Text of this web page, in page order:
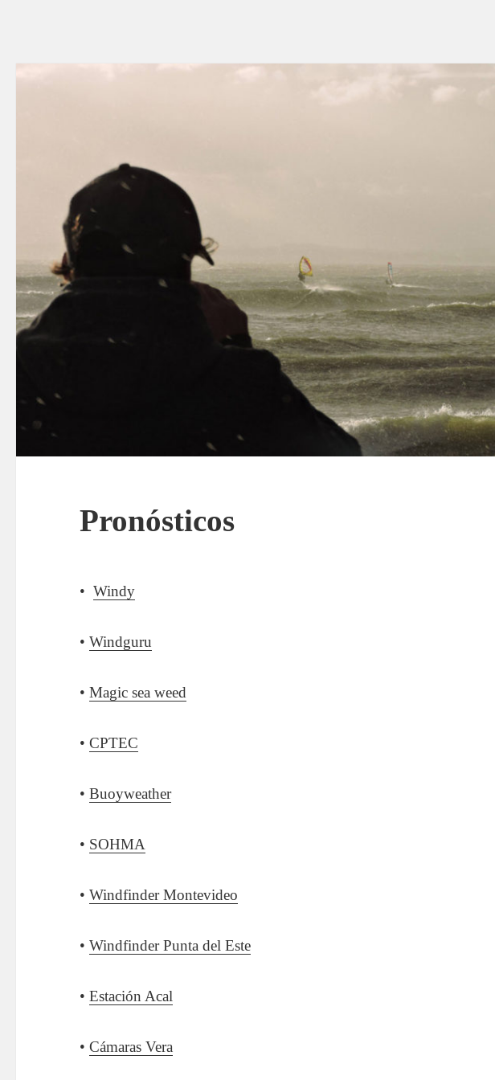
Pronósticos
•Windy
•Windguru
•Magic sea weed
•CPTEC
•Buoyweather
• SOHMA
•Windfinder Montevideo
•Windfinder Punta del Este
•Estación Acal
•Cámaras Vera